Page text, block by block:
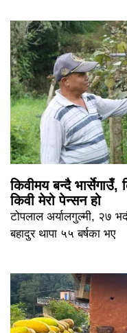
किवीमय बन्दै
किवी मेरो पेन्सन हो
टोपलाल अर्यालगुल्मी, २७
बहादुर थापा ५५ बर्षका भए